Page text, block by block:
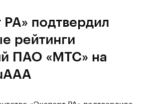
РА» подтвердил
рейтинги
ПАО «МТС» на